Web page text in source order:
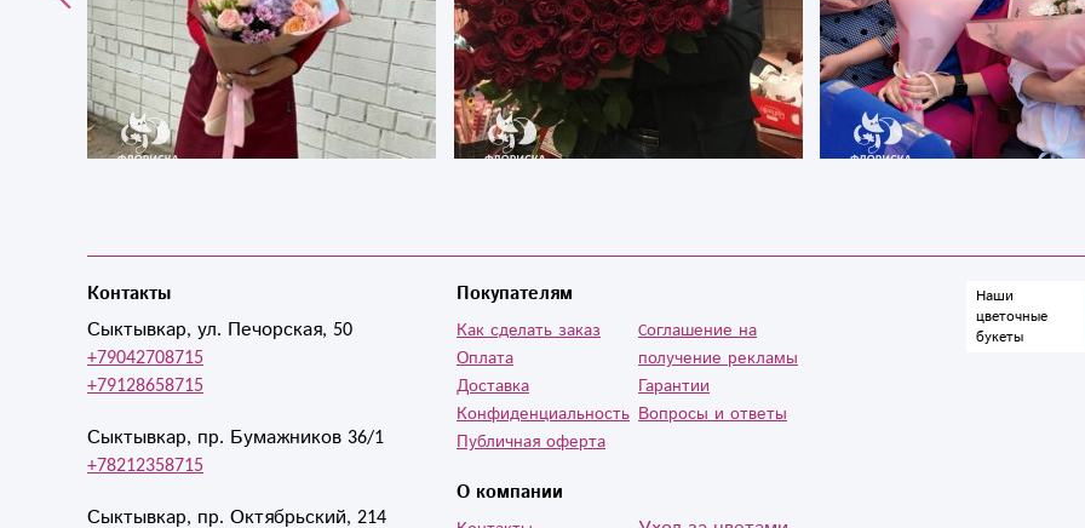
Контакты
Сыктывкар, ул. Печорская, 50
+79042708715
+79128658715
Сыктывкар, пр. Бумажников 36/1
+78212358715
Сыктывкар, пр. Октябрьский, 214
Покупателям
Как сделать заказ
Оплата
Доставка
Конфиденциальность
Публичная оферта
Cоглашение на
получение рекламы
Гарантии
Вопросы и ответы
О компании
Наши
цветочные
букеты